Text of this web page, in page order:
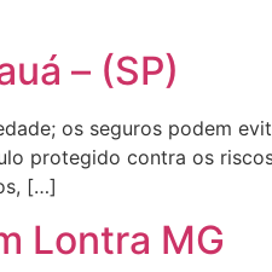
– (SP)
os seguros podem
protegido contra os
[…]
Lontra MG